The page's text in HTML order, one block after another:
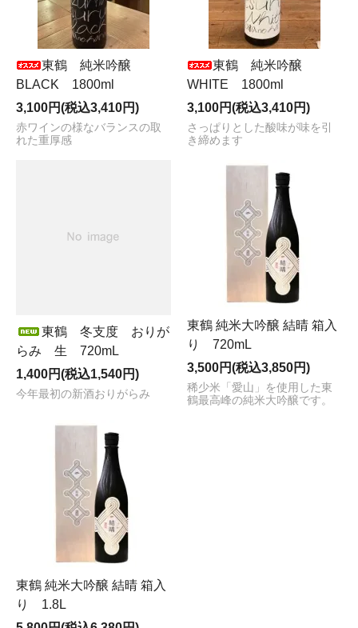
東鶴 純米吟醸
BLACK 1800ml
3,100円(税込3,410円)
赤ワインの様なバランスの取
れた重厚感
東鶴 純米吟醸
WHITE 1800ml
3,100円(税込3,410円)
さっぱりとした酸味が味を引
き締めます
東鶴 冬支度 おりが
らみ 生 720mL
1,400円(税込1,540円)
今年最初の新酒おりがらみ
東鶴 純米大吟醸 結晴 箱入
り 720mL
3,500円(税込3,850円)
稀少米「愛山」を使用した東
鶴最高峰の純米大吟醸です。
東鶴 純米大吟醸 結晴 箱入
り 1.8L